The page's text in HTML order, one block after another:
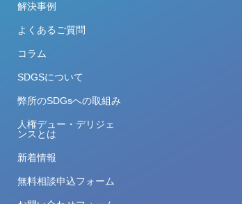
解決事例
よくあるご質問
コラム
SDGSについて
弊所のSDGsへの取組み
人権デュー・デリジェ
ンスとは
新着情報
無料相談申込フォーム